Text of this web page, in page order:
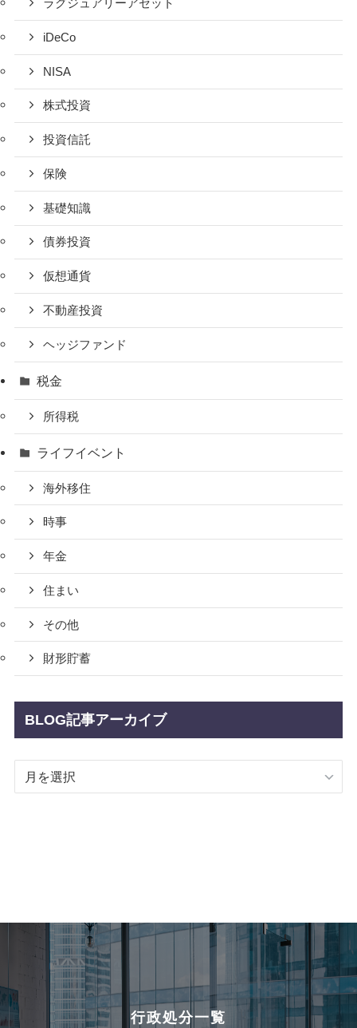
ラグジュアリーアセット
iDeCo
NISA
株式投資
投資信託
保険
基礎知識
債券投資
仮想通貨
不動産投資
ヘッジファンド
税金
所得税
ライフイベント
海外移住
時事
年金
住まい
その他
財形貯蓄
BLOG記事アーカイブ
BLOG
行政処分一覧